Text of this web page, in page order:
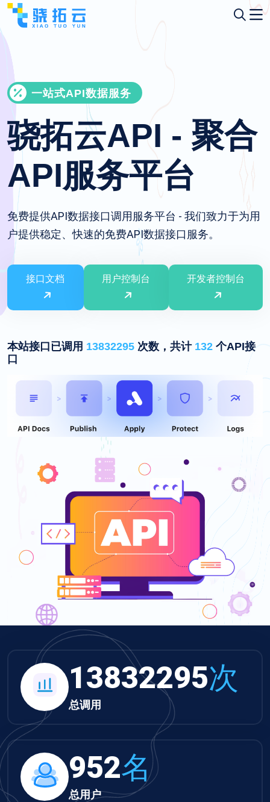
一站式API数据服务
骁拓云API - 聚合
API服务平台
免费提供API数据接口调用服务平台 - 我们致力于为用
户提供稳定、快速的免费API数据接口服务。
接口文档 用户控制台 开发者控制台
本站接口已调用 13832295 次数，共计 132 个API接
口
13832295次
总调用
952名
总用户